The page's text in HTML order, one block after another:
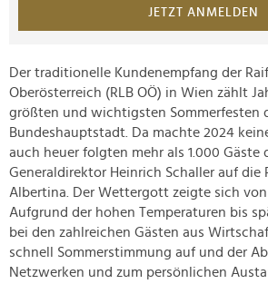
JETZT ANMELDEN
Der traditionelle Kundenempfang der
Oberösterreich (RLB OÖ) in Wien zählt
größten und wichtigsten Sommerfesten
Bundeshauptstadt. Da machte 2024
auch heuer folgten mehr als 1.000 Gäste
Generaldirektor Heinrich Schaller auf die
Albertina. Der Wettergott zeigte sich von
Aufgrund der hohen Temperaturen bis
bei den zahlreichen Gästen aus
schnell Sommerstimmung auf und der
Netzwerken und zum persönlichen